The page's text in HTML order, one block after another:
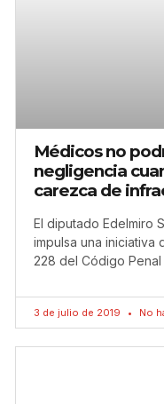
Médicos no
negligencia
carezca de
El diputado Edelmiro
impulsa una iniciativa
228 del Código
3 de julio de 2019 No